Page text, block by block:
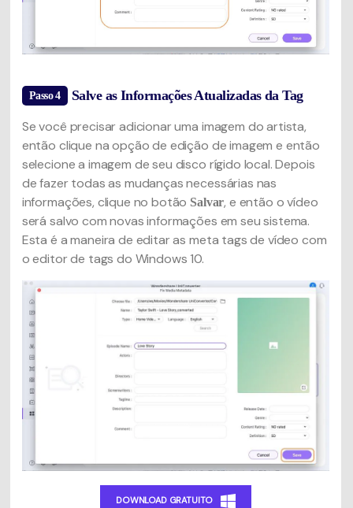
Passo 4 Salve as Informações Atualizadas da Tag
Se você precisar adicionar uma imagem do artista,
então clique na opção de edição de imagem e então
selecione a imagem de seu disco rígido local. Depois
de fazer todas as mudanças necessárias nas
informações, clique no botão Salvar, e então o vídeo
será salvo com novas informações em seu sistema.
Esta é a maneira de editar as meta tags de vídeo com
o editor de tags do Windows 10.
DOWNLOAD GRATUITO